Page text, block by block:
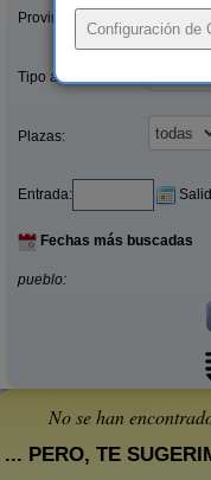
Provincias/Islas:
Tipo alquiler:
Plazas:
Entrada:
Fechas más buscadas
pueblo:
No se han
... PERO, TE